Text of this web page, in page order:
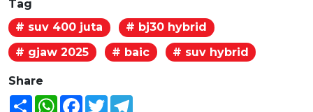
Tag
# suv 400 juta
# bj30 hybrid
# gjaw 2025
# baic # suv hybrid
Share
Share WhatsAppFacebook
Twitter